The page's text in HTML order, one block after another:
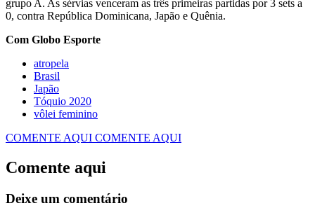
grupo A. As sérvias venceram as três primeiras partidas por 3 sets a
0, contra República Dominicana, Japão e Quênia.
Com Globo Esporte
atropela
Japão
Tóquio 2020
vôlei feminino
COMENTE AQUI COMENTE AQUI
Comente aqui
Deixe um comentário